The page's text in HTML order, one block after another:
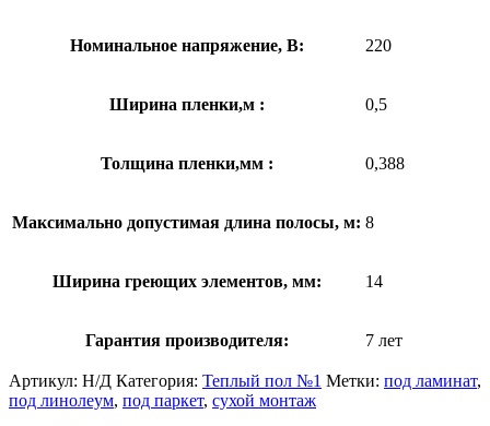
Номинальное напряжение, В: 220
Ширина пленки,м : 0,5
Толщина пленки,мм : 0,388
Максимально допустимая длина полосы, м: 8
Ширина греющих элементов, мм: 14
Гарантия производителя: 7 лет
Артикул: Н/Д Категория: Теплый пол №1 Метки: под ламинат,
под линолеум, под паркет, сухой монтаж